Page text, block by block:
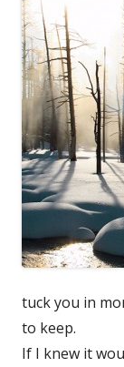
tuck you in
to keep.
If I knew it